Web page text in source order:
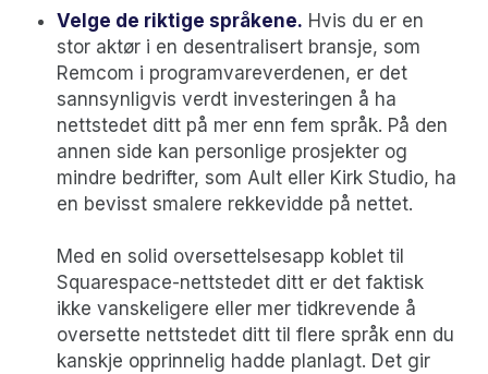
Velge de riktige språkene. Hvis du er en
stor aktør i en desentralisert bransje, som
Remcom i programvareverdenen, er det
sannsynligvis verdt investeringen å ha
nettstedet ditt på mer enn fem språk. På den
annen side kan personlige prosjekter og
mindre bedrifter, som Ault eller Kirk Studio, ha
en bevisst smalere rekkevidde på nettet.
Med en solid oversettelsesapp koblet til
Squarespace-nettstedet ditt er det faktisk
ikke vanskeligere eller mer tidkrevende å
oversette nettstedet ditt til flere språk enn du
kanskje opprinnelig hadde planlagt. Det gir